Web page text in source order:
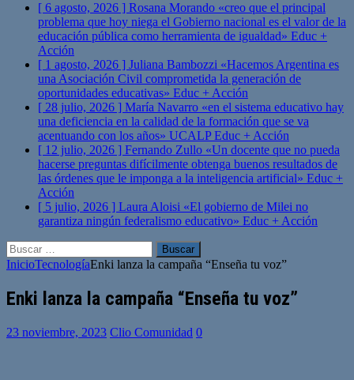
[ 6 agosto, 2026 ] Rosana Morando «creo que el principal
problema que hoy niega el Gobierno nacional es el valor de la
educación pública como herramienta de igualdad» Educ +
Acción
[ 1 agosto, 2026 ] Juliana Bambozzi «Hacemos Argentina es
una Asociación Civil comprometida la generación de
oportunidades educativas» Educ + Acción
[ 28 julio, 2026 ] María Navarro «en el sistema educativo hay
una deficiencia en la calidad de la formación que se va
acentuando con los años» UCALPEduc + Acción
[ 12 julio, 2026 ] Fernando Zullo «Un docente que no pueda
hacerse preguntas difícilmente obtenga buenos resultados de
las órdenes que le imponga a la inteligencia artificial» Educ +
Acción
[ 5 julio, 2026 ] Laura Aloisi «El gobierno de Milei no
garantiza ningún federalismo educativo» Educ + Acción
Buscar:
InicioTecnologíaEnki lanza la campaña “Enseña tu voz”
Enki lanza la campaña “Enseña tu voz”
23 noviembre, 2023 Clio Comunidad 0